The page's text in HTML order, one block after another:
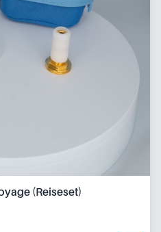
(Reiseset)